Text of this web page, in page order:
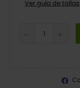
Ver guía de tallas